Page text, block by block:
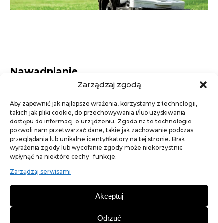
Zarządzaj zgodą
Aby zapewnić jak najlepsze wrażenia, korzystamy z technologii,
takich jak pliki cookie, do przechowywania i/lub uzyskiwania
dostępu do informacji o urządzeniu. Zgoda na te technologie
pozwoli nam przetwarzać dane, takie jak zachowanie podczas
przeglądania lub unikalne identyfikatory na tej stronie. Brak
wyrażenia zgody lub wycofanie zgody może niekorzystnie
wpłynąć na niektóre cechy i funkcje.
Zarządzaj serwisami
Akceptuj
Odrzuć
Nawadnianie
Dysze statyczne
Studzienki elektrozaworowe
Linie kroplujące
Złączki
Artykuły ogrodnicze
Agrotkaniny
Trawa - nasiona traw
Nawozy trawnikowe
Szpilki, kotwy, gwoździe
Obrzeża ogrodowe